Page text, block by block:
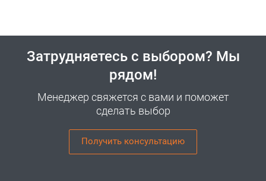
Затрудняетесь с выбором? Мы
рядом!
Менеджер свяжется с вами и поможет
сделать выбор
Получить консультацию